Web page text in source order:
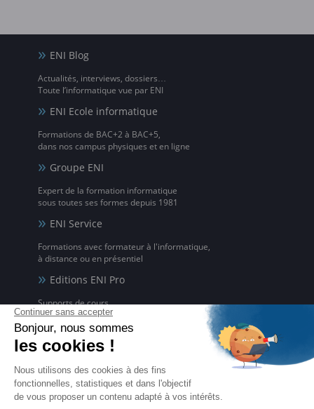
ENI Blog
Actualités, interviews, dossiers…
Toute l’informatique vue par ENI
ENI Ecole informatique
Formations de BAC+2 à BAC+5,
dans nos campus physiques et en ligne
Groupe ENI
Expert de la formation informatique
sous toutes ses formes depuis 1981
ENI Service
Formations avec formateur à l'informatique,
à distance ou en présentiel
Editions ENI Pro
Supports de cours
pour les organismes de formation
ENI elearning
La solution de formation à l'informatique en ligne,
disponible en 5 langues
Certifications ENI